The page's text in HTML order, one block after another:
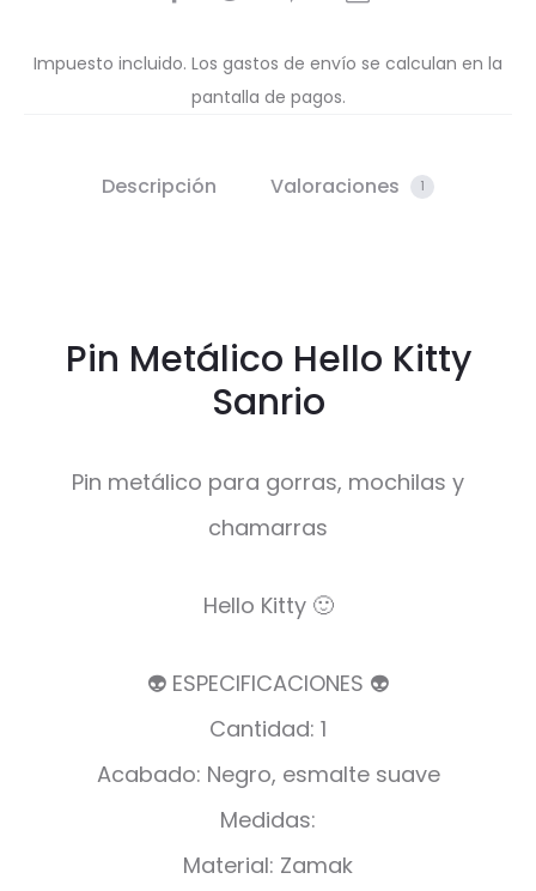
Impuesto incluido. Los gastos de envío se calculan en la
pantalla de pagos.
Descripción Valoraciones 1
Pin Metálico Hello Kitty
Sanrio
Pin metálico para gorras, mochilas y
chamarras
Hello Kitty 🙂
👽 ESPECIFICACIONES 👽
Cantidad: 1
Acabado: Negro, esmalte suave
Medidas:
Material: Zamak